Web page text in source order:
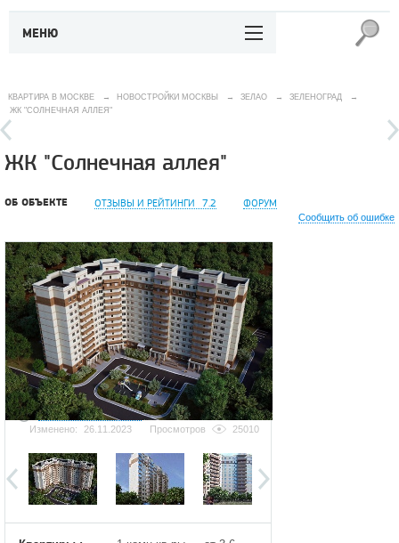
МЕНЮ
КВАРТИРА В МОСКВЕ → НОВОСТРОЙКИ МОСКВЫ → ЗЕЛАО → ЗЕЛЕНОГРАД
→
ЖК "СОЛНЕЧНАЯ АЛЛЕЯ"
ЖК "Солнечная аллея"
ОБ ОБЪЕКТЕ ОТЗЫВЫ И РЕЙТИНГИ 7.2 ФОРУМ
Сообщить об ошибке
Добавить фотографию
Изменено:
26.11.2023 Просмотров 25010